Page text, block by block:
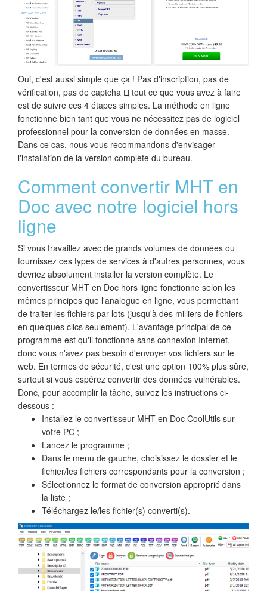
Oui, c'est aussi simple que ça ! Pas d'inscription, pas de
vérification, pas de captcha Ц tout ce que vous avez à faire
est de suivre ces 4 étapes simples. La méthode en ligne
fonctionne bien tant que vous ne nécessitez pas de logiciel
professionnel pour la conversion de données en masse.
Dans ce cas, nous vous recommandons d'envisager
l'installation de la version complète du bureau.
Comment convertir MHT en
Doc avec notre logiciel hors
ligne
Si vous travaillez avec de grands volumes de données ou
fournissez ces types de services à d'autres personnes, vous
devriez absolument installer la version complète. Le
convertisseur MHT en Doc hors ligne fonctionne selon les
mêmes principes que l'analogue en ligne, vous permettant
de traiter les fichiers par lots (jusqu'à des milliers de fichiers
en quelques clics seulement). L'avantage principal de ce
programme est qu'il fonctionne sans connexion Internet,
donc vous n'avez pas besoin d'envoyer vos fichiers sur le
web. En termes de sécurité, c'est une option 100% plus sûre,
surtout si vous espérez convertir des données vulnérables.
Donc, pour accomplir la tâche, suivez les instructions ci-
dessous :
Installez le convertisseur MHT en Doc CoolUtils sur
votre PC ;
Lancez le programme ;
Dans le menu de gauche, choisissez le dossier et le
fichier/les fichiers correspondants pour la conversion ;
Sélectionnez le format de conversion approprié dans
la liste ;
Téléchargez le/les fichier(s) converti(s).